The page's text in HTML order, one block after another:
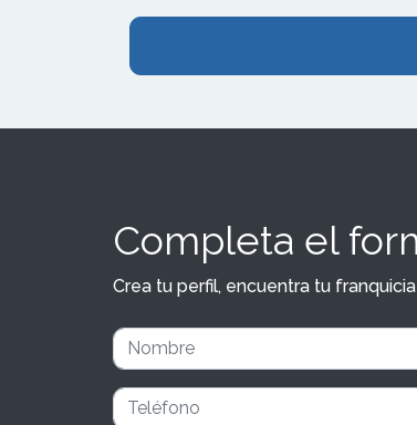
Completa el
Crea tu perfil, encuentra tu